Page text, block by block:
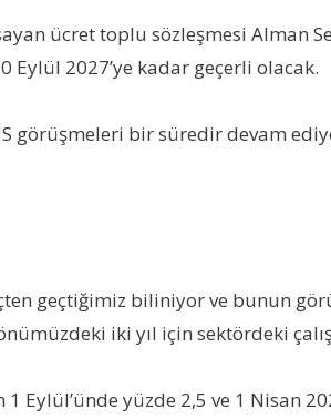
ücret toplu sözleşmesi Alman
Eylül 2027’ye kadar geçerli olacak.
görüşmeleri bir süredir devam
geçtiğimiz biliniyor ve bunun
iki yıl için sektördeki
1 Eylül’ünde yüzde 2,5 ve 1